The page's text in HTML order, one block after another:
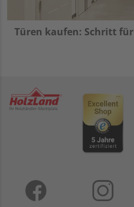
Türen kaufen: Schritt